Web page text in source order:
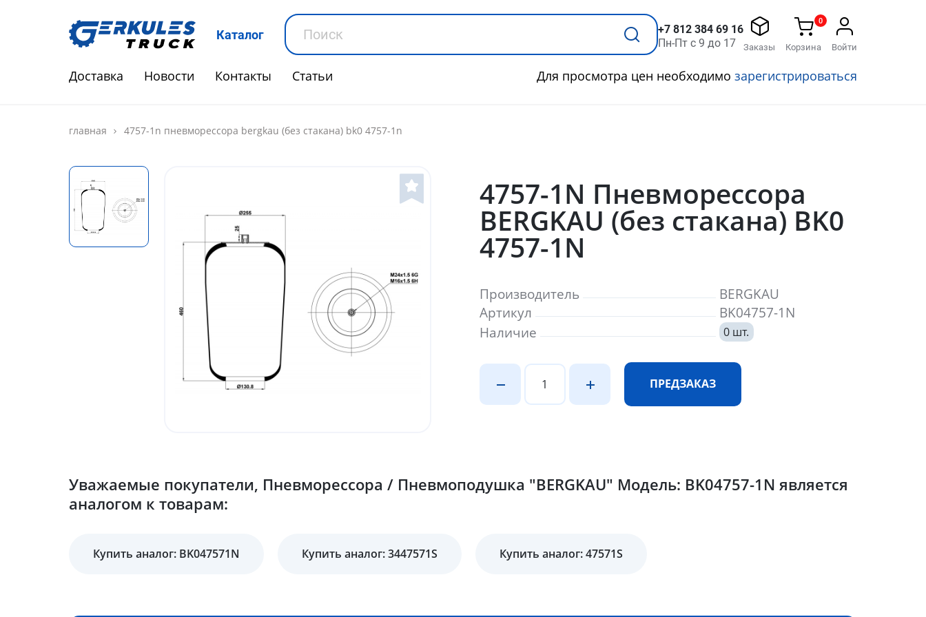
Каталог
+7 812 384 69 16
Пн-Пт с 9 до 17
Заказы
0
Корзина Войти
Доставка Новости Контакты Статьи Для просмотра цен необходимо зарегистрироваться
главная 4757-1n пневморессора bergkau (без стакана) bk0 4757-1n
4757-1N Пневморессора
BERGKAU (без стакана) BK0
4757-1N
Производитель
BERGKAU
Артикул
BK04757-1N
Наличие
0 шт.
ПРЕДЗАКАЗ
Уважаемые покупатели, Пневморессора / Пневмоподушка "BERGKAU" Модель: BK04757-1N является
аналогом к товарам:
Купить аналог: BK047571N Купить аналог: 3447571S Купить аналог: 47571S